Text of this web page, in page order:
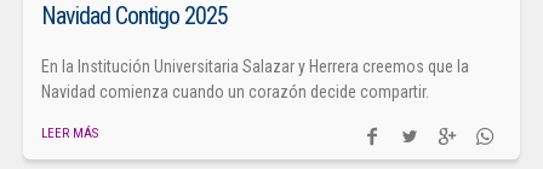
Navidad Contigo 2025
En la Institución Universitaria Salazar y Herrera creemos que la
Navidad comienza cuando un corazón decide compartir.
LEER MÁS